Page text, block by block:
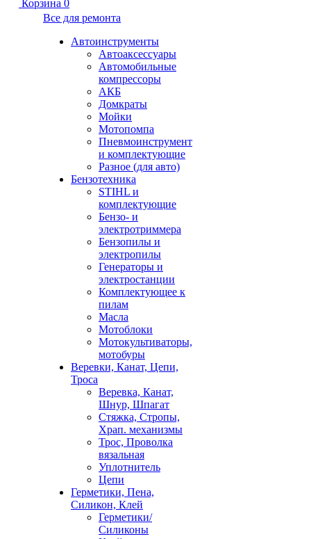
Корзина 0
Все для ремонта
Автоинструменты
Автоаксессуары
Автомобильные
компрессоры
АКБ
Домкраты
Мойки
Мотопомпа
Пневмоинструмент
и комплектующие
Разное (для авто)
Бензотехника
STIHL и
комплектующие
Бензо- и
электротриммера
Бензопилы и
электропилы
Генераторы и
электростанции
Комплектующее к
пилам
Масла
Мотоблоки
Мотокультиваторы,
мотобуры
Веревки, Канат, Цепи,
Троса
Веревка, Канат,
Шнур, Шпагат
Стяжка, Стропы,
Храп. механизмы
Трос, Проволка
вязальная
Уплотнитель
Цепи
Герметики, Пена,
Силикон, Клей
Герметики/
Силиконы